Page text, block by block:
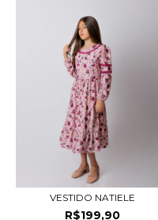
VESTIDO NATIELE
R$199,90